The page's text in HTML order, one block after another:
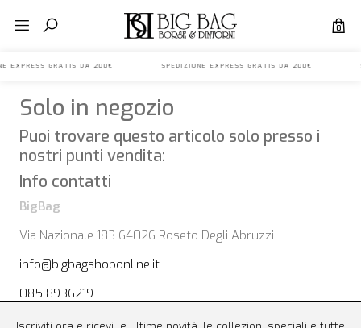
0
EXPRESS GRATIS DA 200€ SPEDIZIONE EXPRESS GRATIS DA
Solo in negozio
Puoi trovare questo articolo solo presso i
nostri punti vendita:
Info contatti
BigBag
Via Nazionale 183 64026 Roseto Degli Abruzzi
info@bigbagshoponline.it
085 8936219